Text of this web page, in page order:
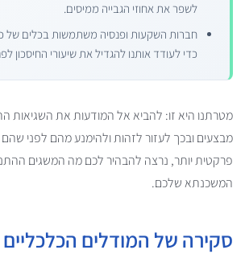
לשפר את אחוזי הגבייה ממיסים.
חברות השקעות ופנסיה משתמשות בכלים של
כדי לעודד אותנו להגדיל את שיעורי החיסכון
מטרתנו היא זו: להביא אל המודעות את השגיאות
מבצעים ובכך לעזור לזהות ולהימנע מהם לפני
פרקטית יותר, נרצה להבהיר לכם מה המשגים
המשכנתא שלכם.
סקירה של המודלים